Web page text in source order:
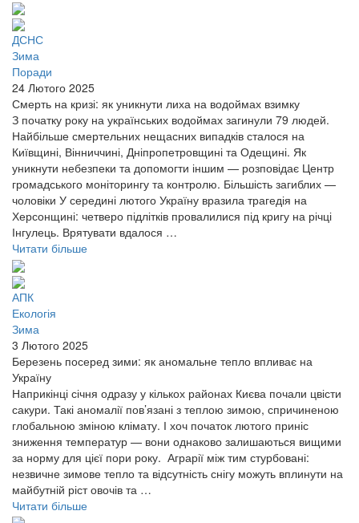
ДСНС
Зима
Поради
24 Лютого 2025
Смерть на кризі: як уникнути лиха на водоймах взимку
З початку року на українських водоймах загинули 79 людей.
Найбільше смертельних нещасних випадків сталося на
Київщині, Вінниччині, Дніпропетровщині та Одещині. Як
уникнути небезпеки та допомогти іншим — розповідає Центр
громадського моніторингу та контролю. Більшість загиблих —
чоловіки У середині лютого Україну вразила трагедія на
Херсонщині: четверо підлітків провалилися під кригу на річці
Інгулець. Врятувати вдалося …
Читати більше
АПК
Екологія
Зима
3 Лютого 2025
Березень посеред зими: як аномальне тепло впливає на
Україну
Наприкінці січня одразу у кількох районах Києва почали цвісти
сакури. Такі аномалії пов’язані з теплою зимою, спричиненою
глобальною зміною клімату. І хоч початок лютого приніс
зниження температур — вони однаково залишаються вищими
за норму для цієї пори року. Аграрії між тим стурбовані:
незвичне зимове тепло та відсутність снігу можуть вплинути на
майбутній ріст овочів та …
Читати більше